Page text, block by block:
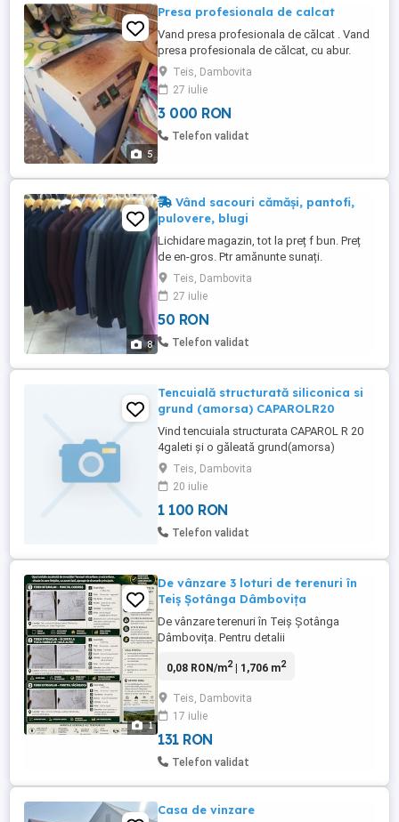
5
Presa profesionala de calcat
Vand presa profesionala de călcat . Vand
presa profesionala de călcat, cu abur.
Presa nu a funcționat decât f putin timp, a
fost ținută mai mult ptr uz propriu în
familie. Funcționează f bine. Pretul uneia
noi este de 1100e. Aceasta o vând cu 600
e
Teis, Dambovita
27 iulie
3 000 RON
Telefon validat
8
Vând sacouri cămăși, pantofi,
pulovere, blugi
Lichidare magazin, tot la preț f bun. Preț
de en-gros. Ptr amănunte sunați.
Teis, Dambovita
27 iulie
50 RON
Telefon validat
Tencuială structurată siliconica si
grund (amorsa) CAPAROLR20
Vind tencuiala structurata CAPAROL R 20
4galeti și o găleată grund(amorsa)
pigment gri deschis. Se poate pigmenta
și alta culoare. A rămas de la finisarea
casei mele (noiembrie 2025)Este în
garanție pina în iunie 2027.
Teis, Dambovita
20 iulie
1 100 RON
Telefon validat
1
De vânzare 3 loturi de terenuri în
Teiș Șotânga Dâmbovița
De vânzare terenuri în Teiș Șotânga
Dâmbovița. Pentru detalii
0,08 RON/m2| 1,706 m2
Teis, Dambovita
17 iulie
131 RON
Telefon validat
Casa de vinzare